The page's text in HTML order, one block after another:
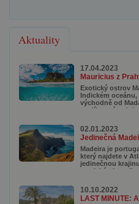
Aktuality
17.04.2023
Exotický ostrov
Indickém oceánu,
východně od
se díky svým
korálovým
potápěče z
se tady ukrývají
rezervace a
můžete objevovat
flóru.
02.01.2023
Madeira je
který najdete v
jedinečnou
tropickými
zahradami a
dechberoucími
láká zejména
10.10.2022